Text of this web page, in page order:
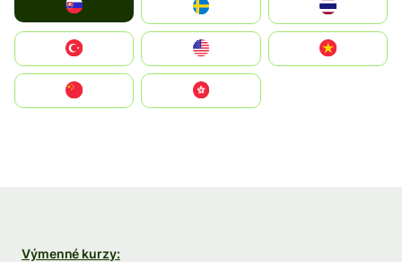
United States
中國香港特別行政區
Výmenné kurzy: